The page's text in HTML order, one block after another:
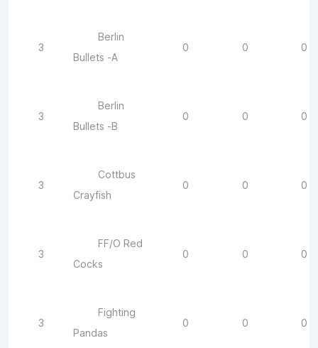
3
Berlin
Bullets -A
0 0 0
3
Berlin
Bullets -B
0 0 0
3
Cottbus
Crayfish
0 0 0
3
FF/O Red
Cocks
0 0 0
3
Fighting
Pandas
0 0 0